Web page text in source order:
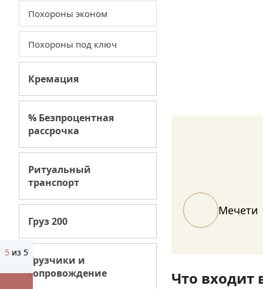
Похороны эконом
Похороны под ключ
Кремация
% Безпроцентная
рассрочка
Ритуальный
транспорт
Груз 200
Грузчики и
сопровождение
Мечети
Что входит
5 из 5